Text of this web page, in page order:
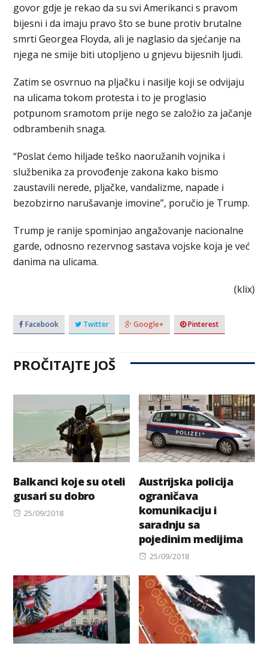
govor gdje je rekao da su svi Amerikanci s pravom
bijesni i da imaju pravo što se bune protiv brutalne
smrti Georgea Floyda, ali je naglasio da sjećanje na
njega ne smije biti utopljeno u gnjevu bijesnih ljudi.
Zatim se osvrnuo na pljačku i nasilje koji se odvijaju
na ulicama tokom protesta i to je proglasio
potpunom sramotom prije nego se založio za jačanje
odbrambenih snaga.
“Poslat ćemo hiljade teško naoružanih vojnika i
službenika za provođenje zakona kako bismo
zaustavili nerede, pljačke, vandalizme, napade i
bezobzirno narušavanje imovine”, poručio je Trump.
Trump je ranije spominjao angažovanje nacionalne
garde, odnosno rezervnog sastava vojske koja je već
danima na ulicama.
(klix)
Facebook Twitter Google+ Pinterest
PROČITAJTE JOŠ
Balkanci koje su oteli
gusari su dobro
Posted
25/09/2018
Austrijska policija
ograničava
komunikaciju i
saradnju sa
pojedinim medijima
Posted
25/09/2018